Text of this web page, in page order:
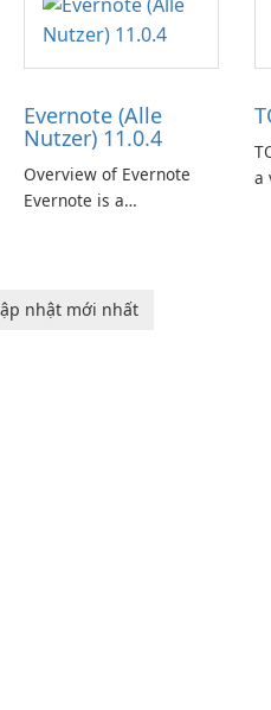
Evernote (Alle
Nutzer) 11.0.4
Overview of Evernote
Evernote is a
help users capture,
a
nhật mới nhất